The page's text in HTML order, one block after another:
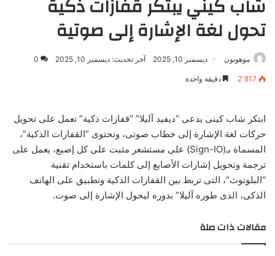
شاب كيني يبتكر قفازات ذكية
تحول لغة الإشارة إلى صوتية
موهوبون ديسمبر 10, 2025 آخر تحديث: ديسمبر 10, 2025 0
2٬817 دقيقة واحدة
ابتكر شاب كينى يدعى “ديفيد آليلا” “قفازات ذكية” تعمل على تحويل
حركات لغة الإشارة إلى خطاب صوتى، وتحتوى “القفازات الذكية”،
المسماة بـ(Sign-IO) على مستشعر مثبت على كل إصبع، يعمل على
ترجمة وتحويل إشارات الأصابع إلى كلمات باستخدام تقنية
“البلوتوث”، التى تربط بين القفازات الذكية وتطبيق على الهاتف
الذكى، الذى طوره آليلا” بدوره ليحول الإشارة إلى صوت.
مقالات ذات صلة